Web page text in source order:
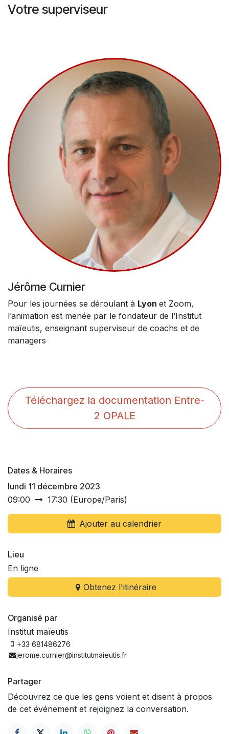
Votre superviseur
Jérôme Curnier
Pour les journées se déroulant à Lyon et Zoom,
l’animation est menée par le fondateur de l’Institut
maïeutis, enseignant superviseur de coachs et de
managers
Téléchargez la documentation Entre-
2 OPALE
Dates & Horaires
lundi 11 décembre 2023
09:00
17:30 (Europe/Paris)
Ajouter au calendrier
Lieu
En ligne
Obtenez l'itinéraire
Organisé par
Institut maïeutis
+33 681486276
jerome.curnier@institutmaieutis.fr
Partager
Découvrez ce que les gens voient et disent à propos
de cet événement et rejoignez la conversation.